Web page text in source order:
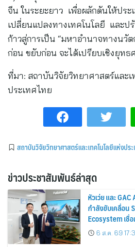
จีน ในระยะยาว เพื่อผลักดันให้ปร
เปลี่ยนแปลงทางเทคโนโลยี และ
ก้าวสู่การเป็น “มหาอำนาจทางนวัต
ก่อน ขยับก่อน จะได้เปรียบเชิงยุทธ
ที่มา: สถาบันวิจัยวิทยาศาสตร์และเ
ประเทศไทย
สถาบันวิจัยวิทยาศาสตร์และเทคโนโลยีแห่งประ
ข่าวประชาสัมพันธ์ล่าสุด
หัวเว่ย และ
กำลังขับเคลื่อน
Ecosystem เชื่
รถยนต์ MPV ระ
พลังงานแสงอา
6 ส.ค. 69